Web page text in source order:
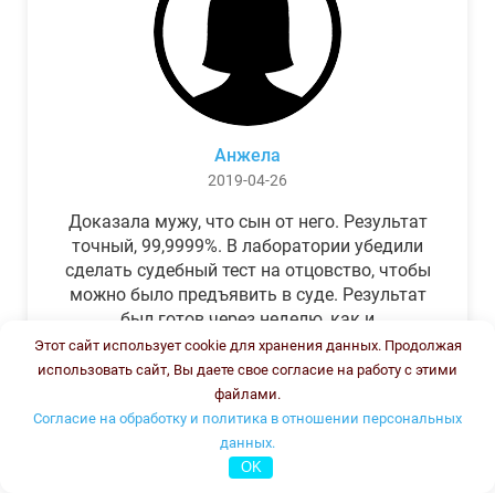
Анжела
2019-04-26
Доказала мужу, что сын от него. Результат
точный, 99,9999%. В лаборатории убедили
сделать судебный тест на отцовство, чтобы
можно было предъявить в суде. Результат
был готов через неделю, как и
обещали.Теперь муж бегает и извиняется.
Этот сайт использует cookie для хранения данных. Продолжая
использовать сайт, Вы даете свое согласие на работу с этими
файлами.
Согласие на обработку и политика в отношении персональных
данных.
OK